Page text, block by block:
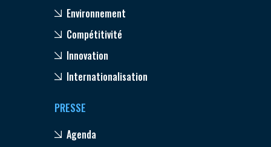
Environnement
Compétitivité
Innovation
Internationalisation
PRESSE
Agenda